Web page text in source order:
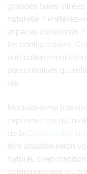
grandes baies
naturelle ? Préférez-
espaces cloisonnés
les configurations.
particulièrement
personnalisés qui
vie.
ModuleHome
expérimentés qui
de la Construction
être adaptée selon
naturel, crépi
contemporains ou